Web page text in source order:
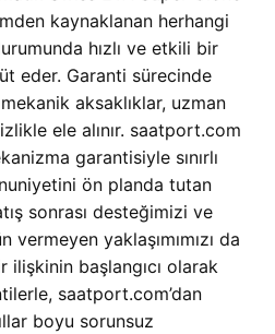
kaynaklanan herhangi
hızlı ve etkili bir
eder. Garanti sürecinde
aksaklıklar, uzman
ele alınır. saatport.com
garantisiyle sınırlı
ön planda tutan
sonrası desteğimizi ve
yaklaşımımızı da
ilişkinin başlangıcı olarak
saatport.com’dan
boyu sorunsuz